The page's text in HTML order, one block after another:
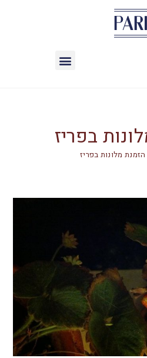
בפריז
הזמנת מלונות בפריז